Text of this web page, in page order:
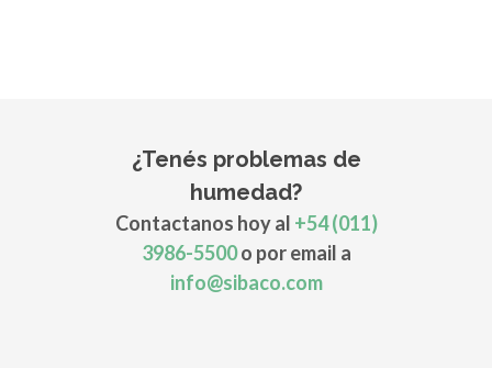
¿Tenés problemas de
humedad?
Contactanos hoy al +54 (011)
3986-5500o por email a
info@sibaco.com